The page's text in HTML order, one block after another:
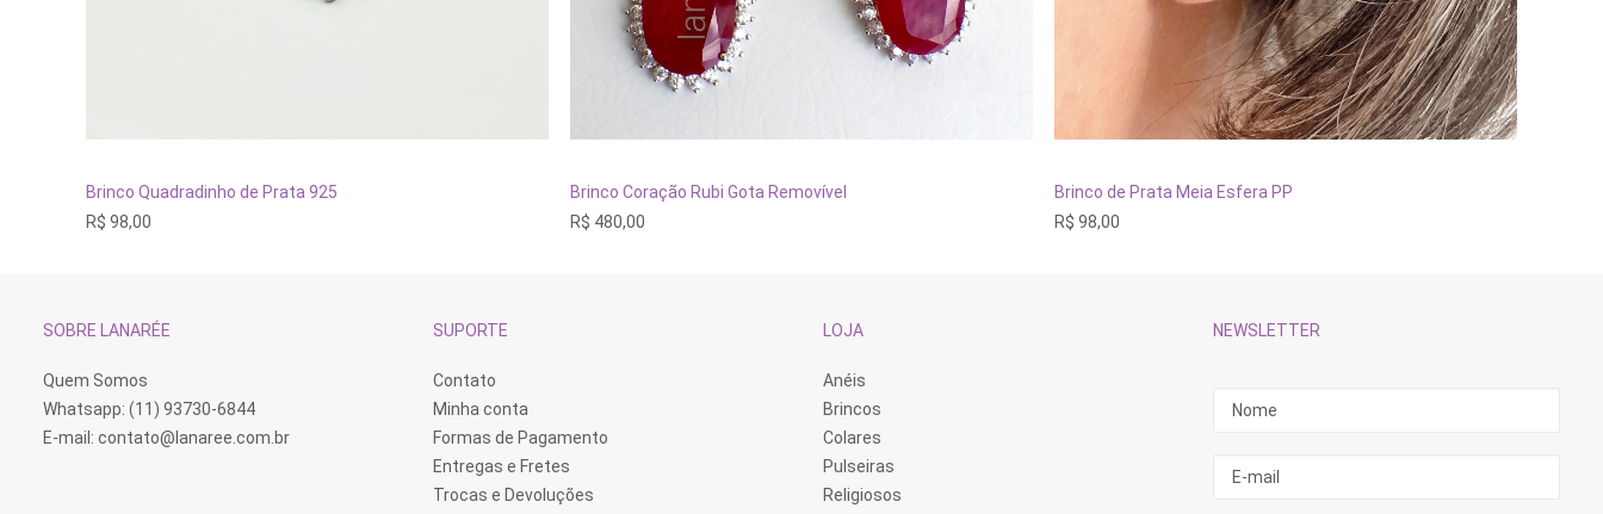
VER OPÇÕES
tem
variantes.
escolhidas
na
do
Brinco Quadradinho de Prata 925
R$ 98,00
ADICIONAR AO CARRINHO
Brinco Coração Rubi Gota Removível
R$ 480,00
ADICIONAR AO CARRINHO
Brinco de Prata Meia Esfera PP
R$ 98,00
SOBRE LANARÉE
Quem Somos
Whatsapp: (11) 93730-6844
E-mail: contato@lanaree.com.br
SUPORTE
Contato
Minha conta
Formas de Pagamento
Entregas e Fretes
Trocas e Devoluções
LOJA
Anéis
Brincos
Colares
Pulseiras
Religiosos
NEWSLETTER